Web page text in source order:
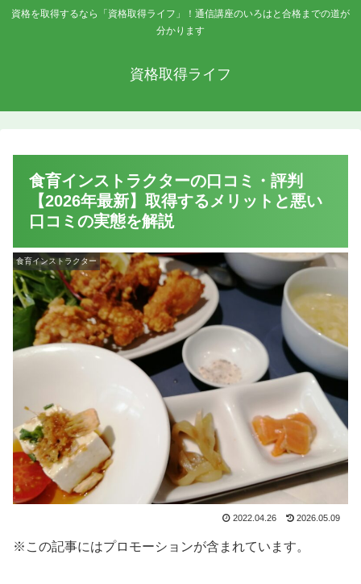
資格を取得するなら「資格取得ライフ」！通信講座のいろはと合格までの道が
分かります
資格取得ライフ
食育インストラクターの口コミ・評判
【2026年最新】取得するメリットと悪い
口コミの実態を解説
食育インストラクター
2022.04.26 2026.05.09
※この記事にはプロモーションが含まれています。